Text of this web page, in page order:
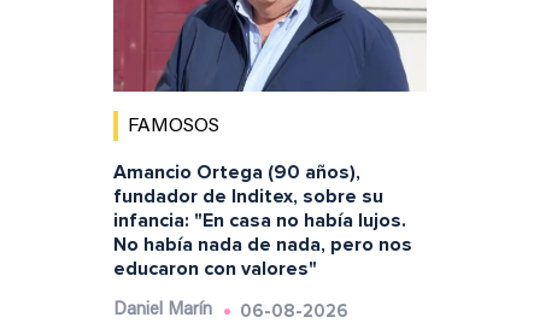
FAMOSOS
Amancio Ortega (90 años),
fundador de Inditex, sobre su
infancia: "En casa no había lujos.
No había nada de nada, pero nos
educaron con valores"
Daniel Marín 06-08-2026